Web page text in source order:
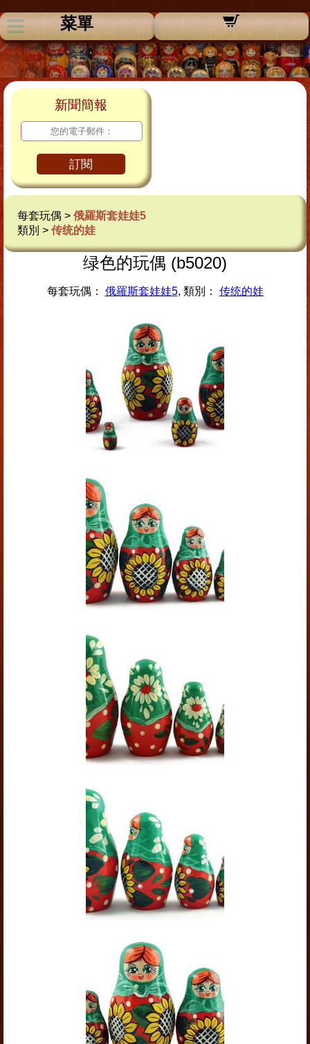
菜單
新聞簡報
訂閱
每套玩偶 > 俄羅斯套娃娃5
類別 > 传统的娃
绿色的玩偶 (b5020)
每套玩偶： 俄羅斯套娃娃5, 類別： 传统的娃